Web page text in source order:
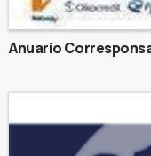
Anuario